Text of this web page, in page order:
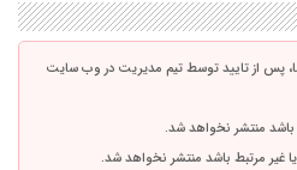
پس از تایید توسط تیم مدیریت در وب سایت
باشد منتشر نخواهد شد.
غیر مرتبط باشد منتشر نخواهد شد.